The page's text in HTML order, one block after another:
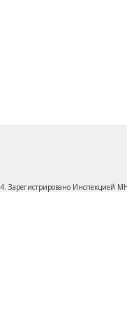
Зарегистрировано Инспекцией